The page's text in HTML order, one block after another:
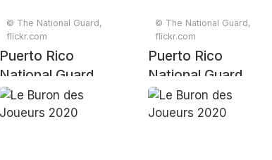
© The National Guard,
flickr.com
Puerto Rico
National Guard
© The National Guard,
flickr.com
Puerto Rico
National Guard